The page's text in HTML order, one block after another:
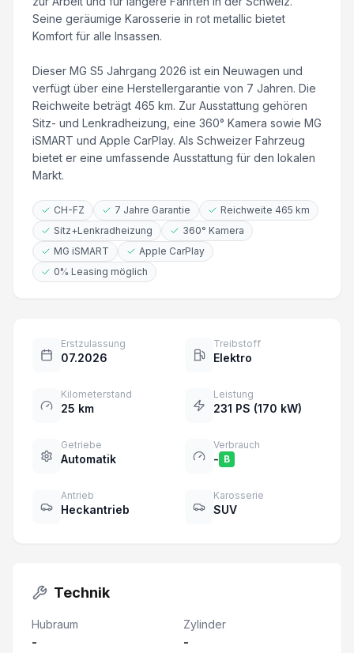
Seine geräumige Karosserie in rot metallic bietet
Komfort für alle Insassen.
Dieser MG S5 Jahrgang 2026 ist ein Neuwagen und
verfügt über eine Herstellergarantie von 7 Jahren. Die
Reichweite beträgt 465 km. Zur Ausstattung gehören
Sitz- und Lenkradheizung, eine 360° Kamera sowie MG
iSMART und Apple CarPlay. Als Schweizer Fahrzeug
bietet er eine umfassende Ausstattung für den lokalen
Markt.
CH-FZ 7 Jahre Garantie
Reichweite 465 km
Sitz+Lenkradheizung
360° Kamera
MG iSMART
Apple CarPlay
0% Leasing möglich
Erstzulassung
07.2026
Treibstoff
Elektro
Kilometerstand
25 km
Leistung
231 PS (170 kW)
Getriebe
Automatik
Verbrauch
- B
Antrieb
Heckantrieb
Karosserie
SUV
Technik
Hubraum
-
Zylinder
-